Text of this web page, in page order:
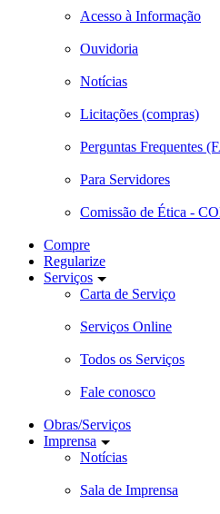
Acesso à Informação
Ouvidoria
Notícias
Licitações (compras)
Perguntas Frequentes
Para Servidores
Comissão de Ética -
Compre
Regularize
Serviços
Carta de Serviço
Serviços Online
Todos os Serviços
Fale conosco
Obras/Serviços
Imprensa
Notícias
Sala de Imprensa